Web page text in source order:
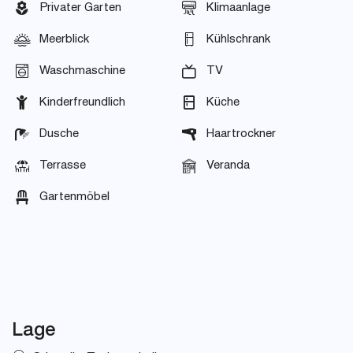
Privater Garten Klimaanlage
Meerblick Kühlschrank
Waschmaschine TV
Kinderfreundlich Küche
Dusche Haartrockner
Terrasse Veranda
Gartenmöbel
Lage